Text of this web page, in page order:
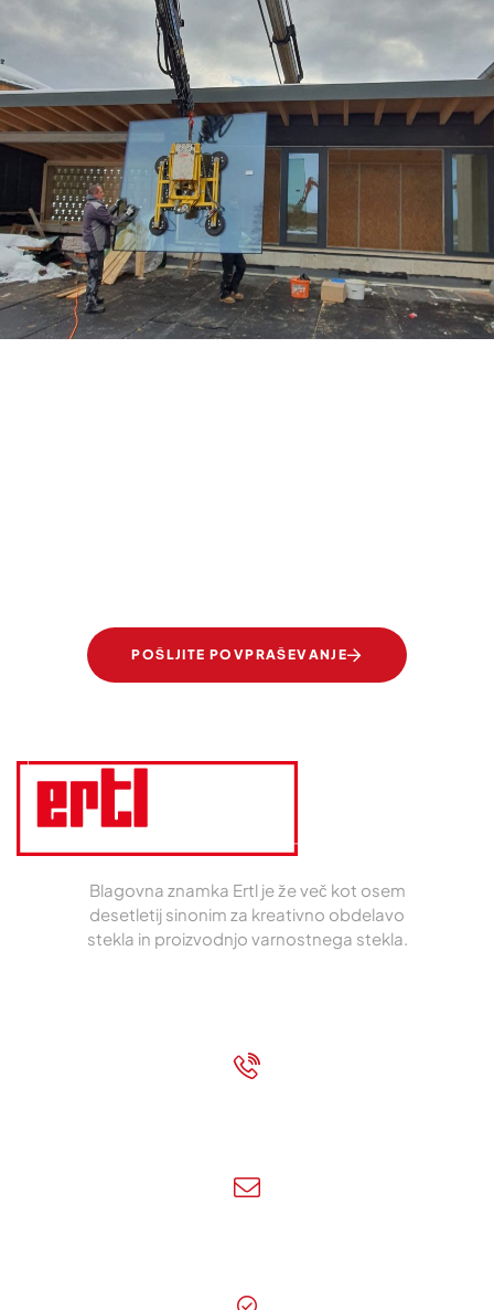
POŠLJITE POVPRAŠEVANJE
Blagovna znamka Ertl je že več kot osem
desetletij sinonim za kreativno obdelavo
stekla in proizvodnjo varnostnega stekla.